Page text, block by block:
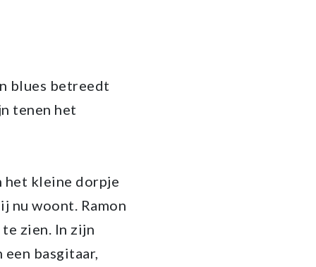
blues betreedt
tenen het
het kleine dorpje
nu woont. Ramon
zien. In zijn
basgitaar,